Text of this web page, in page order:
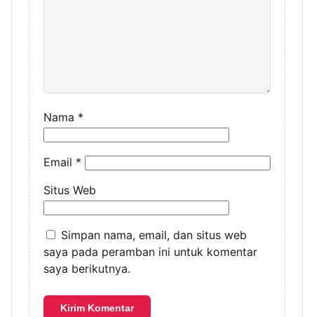
Nama *
Email *
Situs Web
Simpan nama, email, dan situs web
saya pada peramban ini untuk komentar
saya berikutnya.